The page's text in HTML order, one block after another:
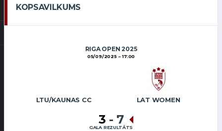
KOPSAVILKUMS
RIGA OPEN 2025
05/09/2025 17:00
LTU/KAUNAS CC LAT WOMEN
3 - 7
GALA REZULTĀTS